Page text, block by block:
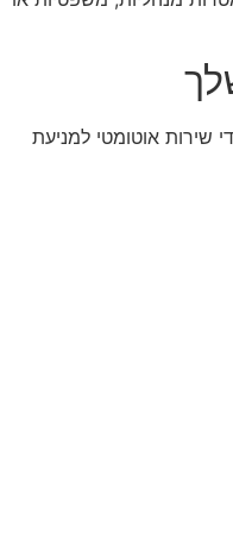
שירות אוטומטי למניעת